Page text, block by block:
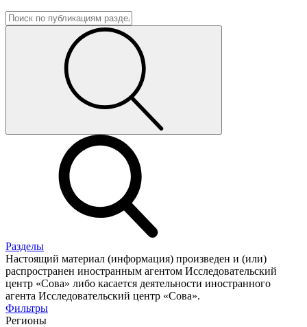
Разделы
Настоящий материал (информация) произведен и (или)
распространен иностранным агентом Исследовательский
центр «Сова» либо касается деятельности иностранного
агента Исследовательский центр «Сова».
Фильтры
Регионы